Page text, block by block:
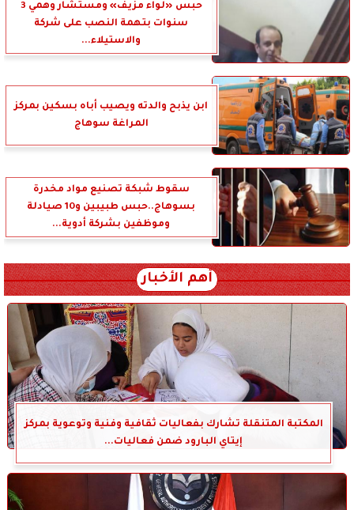
حبس «لواء مزيف» ومستشار وهمي 3
سنوات بتهمة النصب على شركة
والاستيلاء...
ابن يذبح والدته ويصيب أباه بسكين بمركز
المراغة سوهاج
سقوط شبكة تصنيع مواد مخدرة
بسوهاج..حبس طبيبين و10 صيادلة
وموظفين بشركة أدوية...
أهم الأخبار
المكتبة المتنقلة تشارك بفعاليات ثقافية وفنية وتوعوية بمركز
إيتاي البارود ضمن فعاليات...